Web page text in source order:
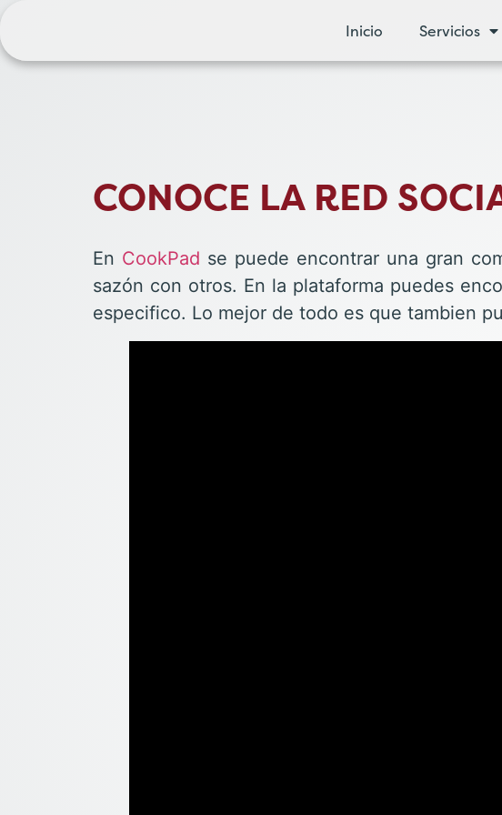
Inicio Servicios
CONOCE LA RED
En CookPad se puede encontrar una gran
sazón con otros. En la plataforma puedes
especifico. Lo mejor de todo es que tambien